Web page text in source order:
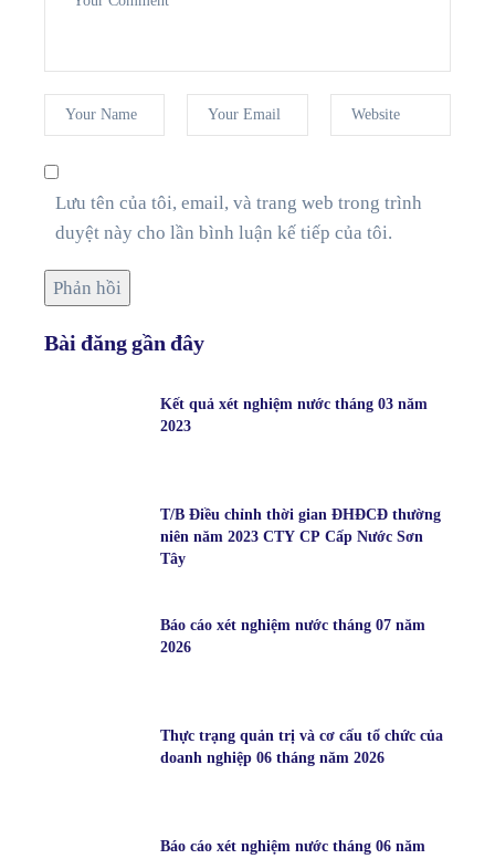
Lưu tên của tôi, email, và trang web trong trình
duyệt này cho lần bình luận kế tiếp của tôi.
Bài đăng gần đây
Kết quả xét nghiệm nước tháng 03 năm
2023
T/B Điều chỉnh thời gian ĐHĐCĐ thường
niên năm 2023 CTY CP Cấp Nước Sơn
Tây
Báo cáo xét nghiệm nước tháng 07 năm
2026
Thực trạng quản trị và cơ cấu tổ chức của
doanh nghiệp 06 tháng năm 2026
Báo cáo xét nghiệm nước tháng 06 năm